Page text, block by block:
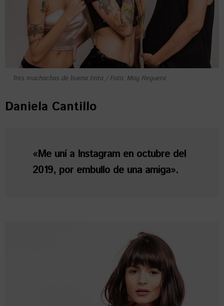
Tres muchachas de buena tinta / Foto: May Reguera
Daniela Cantillo
«Me uní a Instagram en octubre del
2019, por embullo de una amiga».